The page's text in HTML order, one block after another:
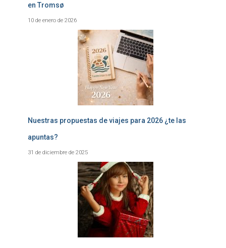
en Tromsø
10 de enero de 2026
Nuestras propuestas de viajes para 2026 ¿te las
apuntas?
31 de diciembre de 2025